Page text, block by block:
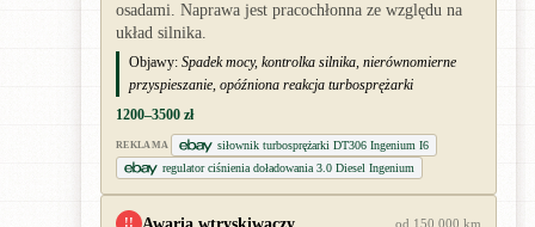
osadami. Naprawa jest pracochłonna ze względu na
układ silnika.
Objawy: Spadek mocy, kontrolka silnika, nierównomierne
przyspieszanie, opóźniona reakcja turbosprężarki
1200–3500 zł
REKLAMA
siłownik turbosprężarki DT306 Ingenium I6
regulator ciśnienia doładowania 3.0 Diesel Ingenium
!! od 150 000 km